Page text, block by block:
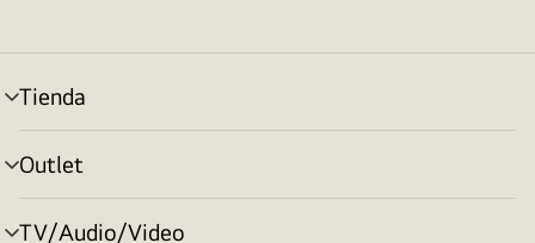
Tienda
Alternar
menú
Outlet
Alternar
menú
TV/Audio/Video